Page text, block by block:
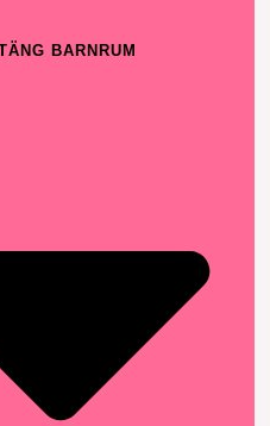
BARNRUM